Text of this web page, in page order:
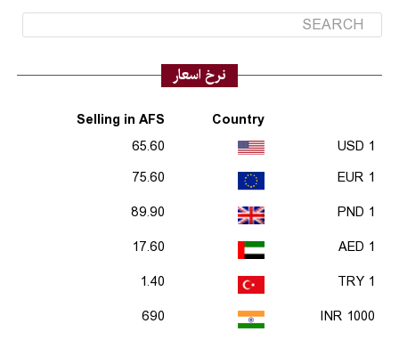
نرخ اسعار
Country
Selling in AFS
1 USD
65.60
1 EUR
75.60
1 PND
89.90
1 AED
17.60
1 TRY
1.40
1000 INR
690